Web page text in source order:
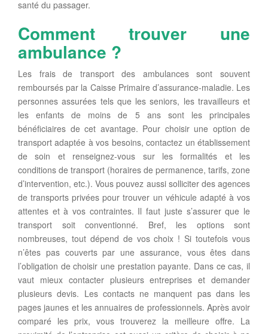
santé du passager.
Comment trouver une
ambulance ?
Les frais de transport des ambulances sont souvent
remboursés par la Caisse Primaire d’assurance-maladie. Les
personnes assurées tels que les seniors, les travailleurs et
les enfants de moins de 5 ans sont les principales
bénéficiaires de cet avantage. Pour choisir une option de
transport adaptée à vos besoins, contactez un établissement
de soin et renseignez-vous sur les formalités et les
conditions de transport (horaires de permanence, tarifs, zone
d’intervention, etc.). Vous pouvez aussi solliciter des agences
de transports privées pour trouver un véhicule adapté à vos
attentes et à vos contraintes. Il faut juste s’assurer que le
transport soit conventionné. Bref, les options sont
nombreuses, tout dépend de vos choix ! Si toutefois vous
n’êtes pas couverts par une assurance, vous êtes dans
l’obligation de choisir une prestation payante. Dans ce cas, il
vaut mieux contacter plusieurs entreprises et demander
plusieurs devis. Les contacts ne manquent pas dans les
pages jaunes et les annuaires de professionnels. Après avoir
comparé les prix, vous trouverez la meilleure offre. La